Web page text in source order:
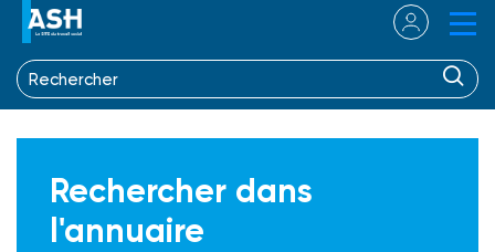
Rechercher dans
l'annuaire